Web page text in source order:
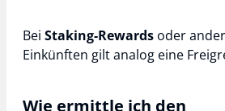
Bei Staking-Rewards oder
Einkünften gilt analog eine
Wie ermittle ich den